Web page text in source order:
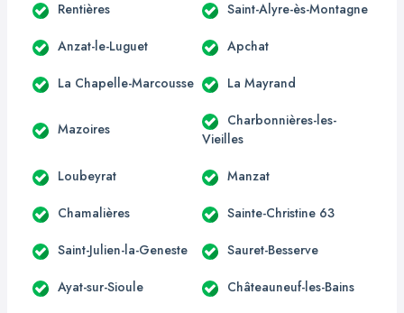
Rentières Saint-Alyre-ès-Montagne
Anzat-le-Luguet Apchat
La Chapelle-Marcousse La Mayrand
Mazoires
Charbonnières-les-
Vieilles
Loubeyrat Manzat
Chamalières Sainte-Christine 63
Saint-Julien-la-Geneste Sauret-Besserve
Ayat-sur-Sioule Châteauneuf-les-Bains